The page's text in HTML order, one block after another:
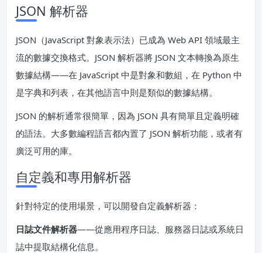
JSON 解析器
JSON（JavaScript 對象表示法）已成為 Web API 領域最主
流的數據交換格式。JSON 解析器將 JSON 文本轉換為原生
數據結構——在 JavaScript 中是對象和數組，在 Python 中
是字典和列表，在其他語言中則是類似的數據結構。
JSON 的解析通常很簡單，因為 JSON 具有簡單且定義明確
的語法。大多數編程語言都內置了 JSON 解析功能，或者有
廣泛可用的庫。
自定義和專用解析器
針對特定的使用場景，可以開發自定義解析器：
日誌文件解析器——從應用程序日誌、服務器日誌或系統日
誌中提取結構化信息。